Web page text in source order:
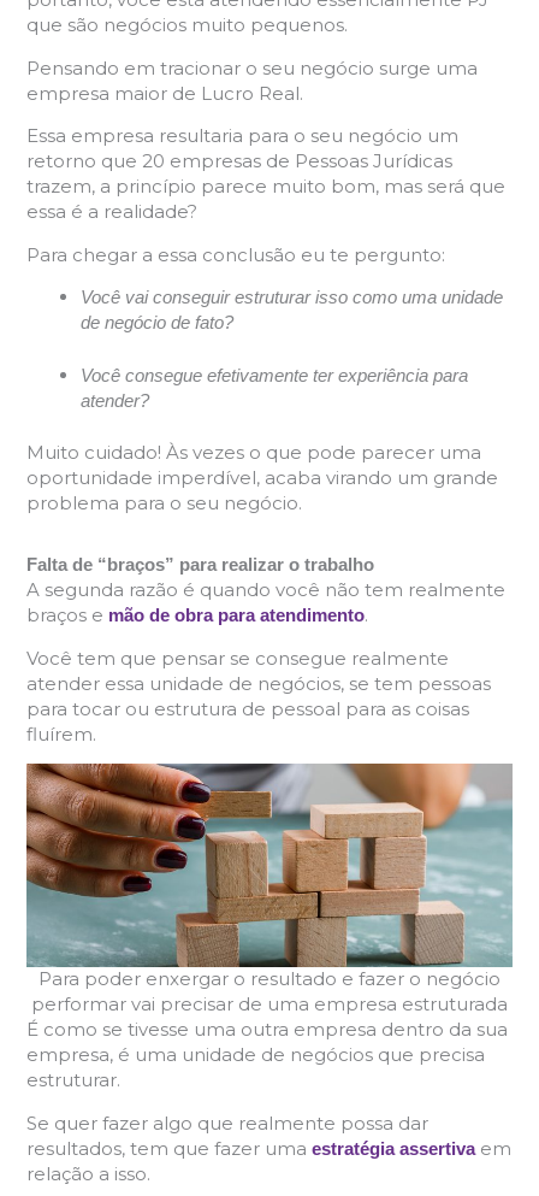
que são negócios muito pequenos.
Pensando em tracionar o seu negócio surge uma
empresa maior de Lucro Real.
Essa empresa resultaria para o seu negócio um
retorno que 20 empresas de Pessoas Jurídicas
trazem, a princípio parece muito bom, mas será que
essa é a realidade?
Para chegar a essa conclusão eu te pergunto:
Você vai conseguir estruturar isso como uma unidade
de negócio de fato?
Você consegue efetivamente ter experiência para
atender?
Muito cuidado! Às vezes o que pode parecer uma
oportunidade imperdível, acaba virando um grande
problema para o seu negócio.
Falta de “braços” para realizar o trabalho
A segunda razão é quando você não tem realmente
braços e mão de obra para atendimento.
Você tem que pensar se consegue realmente
atender essa unidade de negócios, se tem pessoas
para tocar ou estrutura de pessoal para as coisas
fluírem.
Para poder enxergar o resultado e fazer o negócio
performar vai precisar de uma empresa estruturada
É como se tivesse uma outra empresa dentro da sua
empresa, é uma unidade de negócios que precisa
estruturar.
Se quer fazer algo que realmente possa dar
resultados, tem que fazer uma estratégia assertiva em
relação a isso.